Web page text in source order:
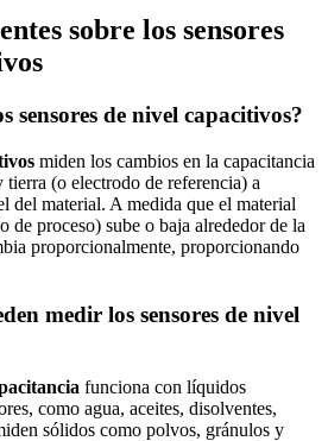
sobre los sensores
sensores de nivel capacitivos?
miden los cambios en la capacitancia
tierra (o electrodo de referencia) a
del material. A medida que el material
proceso) sube o baja alrededor de la
proporcionalmente, proporcionando
medir los sensores de nivel
funciona con líquidos
como agua, aceites, disolventes,
sólidos como polvos, gránulos y